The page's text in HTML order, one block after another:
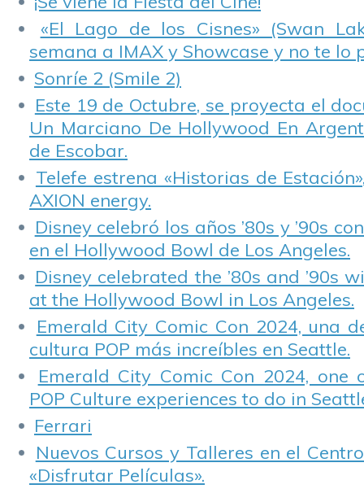
«El Lago de los Cisnes» (Swan
semana a IMAX y Showcase y no te lo
Sonríe 2 (Smile 2)
Este 19 de Octubre, se proyecta el
Un Marciano De Hollywood En
de Escobar.
Telefe estrena «Historias de
AXION energy.
Disney celebró los años ’80s y ’90s
en el Hollywood Bowl de Los Angeles.
Disney celebrated the ’80s and ’90s
at the Hollywood Bowl in Los Angeles.
Emerald City Comic Con 2024, una
cultura POP más increíbles en Seattle.
Emerald City Comic Con 2024,
POP Culture experiences to do in
Ferrari
Nuevos Cursos y Talleres en el
«Disfrutar Películas».